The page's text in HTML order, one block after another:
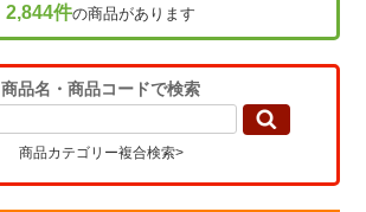
2,844件の商品があります
商品名・商品コードで検索
商品カテゴリー複合検索>